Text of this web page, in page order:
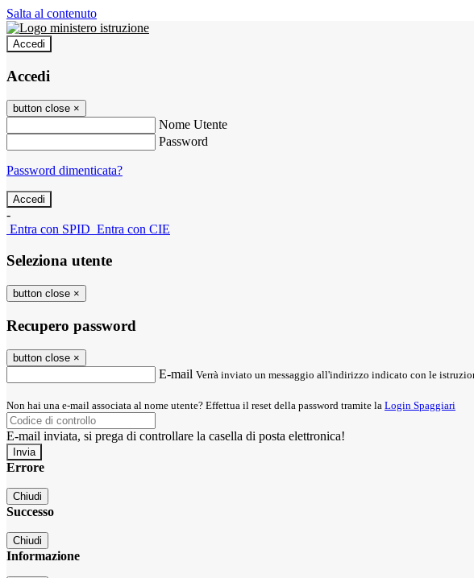
Salta al contenuto
Accedi
Accedi
button close ×
Nome Utente
Password
Password dimenticata?
-
Entra con SPID Entra con CIE
Seleziona utente
button close ×
Recupero password
button close ×
E-mail Verrà inviato un messaggio all'indirizzo indicato con le
Non hai una e-mail associata al nome utente? Effettua il reset della password tramite la Login Spaggiari
E-mail inviata, si prega di controllare la casella di posta elettronica!
Errore
Chiudi
Successo
Chiudi
Informazione